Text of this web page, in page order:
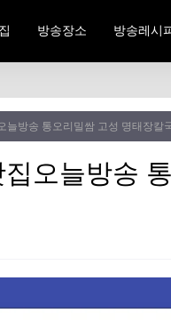
방송장소 방송레시
늘방송 통오리밀쌈 고성 명태장칼
오늘방송